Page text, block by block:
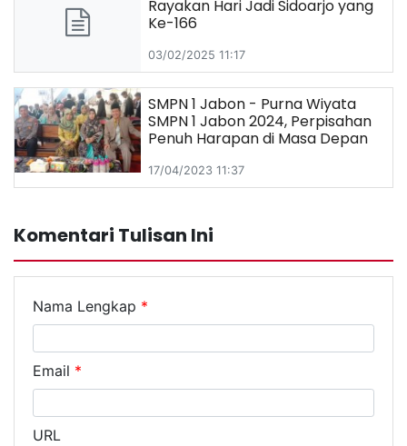
Rayakan Hari Jadi Sidoarjo yang
Ke-166
03/02/2025 11:17
SMPN 1 Jabon - Purna Wiyata
SMPN 1 Jabon 2024, Perpisahan
Penuh Harapan di Masa Depan
17/04/2023 11:37
Komentari Tulisan Ini
Nama Lengkap *
Email *
URL